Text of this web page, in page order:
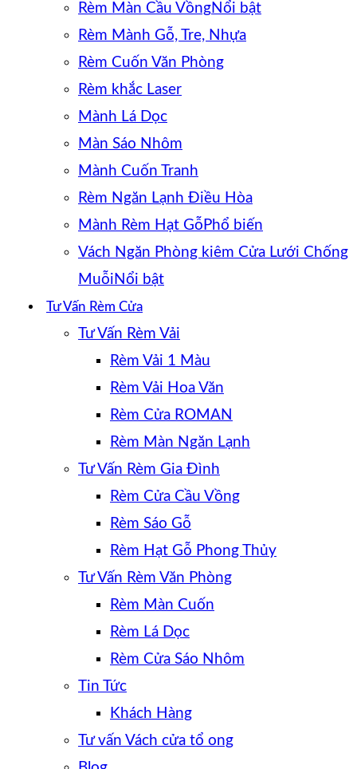
Rèm Màn Cầu Vồng
Rèm Mành Gỗ, Tre, Nhựa
Rèm Cuốn Văn Phòng
Rèm khắc Laser
Mành Lá Dọc
Màn Sáo Nhôm
Mành Cuốn Tranh
Rèm Ngăn Lạnh Điều Hòa
Mành Rèm Hạt Gỗ
Vách Ngăn Phòng kiêm Cửa Lưới Chống
Muỗi
Tư Vấn Rèm Cửa
Tư Vấn Rèm Vải
Rèm Vải 1 Màu
Rèm Vải Hoa Văn
Rèm Cửa ROMAN
Rèm Màn Ngăn Lạnh
Tư Vấn Rèm Gia Đình
Rèm Cửa Cầu Vồng
Rèm Sáo Gỗ
Rèm Hạt Gỗ Phong Thủy
Tư Vấn Rèm Văn Phòng
Rèm Màn Cuốn
Rèm Lá Dọc
Rèm Cửa Sáo Nhôm
Tin Tức
Khách Hàng
Tư vấn Vách cửa tổ ong